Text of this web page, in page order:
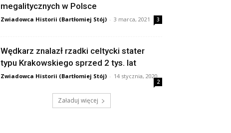
megalitycznych w Polsce
Zwiadowca Historii (Bartłomiej Stój) - 3 marca, 2021 3
Wędkarz znalazł rzadki celtycki stater
typu Krakowskiego sprzed 2 tys. lat
Zwiadowca Historii (Bartłomiej Stój) - 14 stycznia, 2020
2
Załaduj więcej